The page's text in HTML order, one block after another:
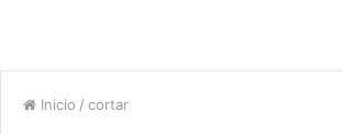
Inicio / cortar